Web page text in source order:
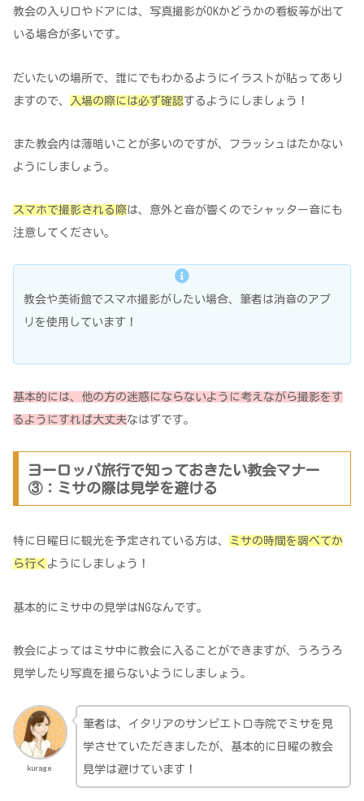
教会の入り口やドアには、写真撮影がOKかどうかの看板等が出て
いる場合が多いです。
だいたいの場所で、誰にでもわかるようにイラストが貼ってあり
ますので、
入場の際には必ず確認するようにしましょう！
また教会内は薄暗いことが多いのですが、フラッシュはたかない
ようにしましょう。
スマホで撮影される際は、意外と音が響くのでシャッター音にも
注意してください。
教会や美術館でスマホ撮影がしたい場合、筆者は消音のアプ
リを使用しています！
基本的には、他の方の迷惑にならないように考えながら撮影をす
るようにすれば大丈夫なはずです。
ヨーロッパ旅行で知っておきたい教会マナー
③：ミサの際は見学を避ける
特に日曜日に観光を予定されている方は、
ミサの時間を調べてか
ら行く ようにしましょう！
基本的にミサ中の見学はNGなんです。
教会によってはミサ中に教会に入ることができますが、うろうろ
見学したり写真を撮らないようにしましょう。
kurage
筆者は、イタリアのサンピエトロ寺院でミサを見
学させていただきましたが、基本的に日曜の教会
見学は避けています！